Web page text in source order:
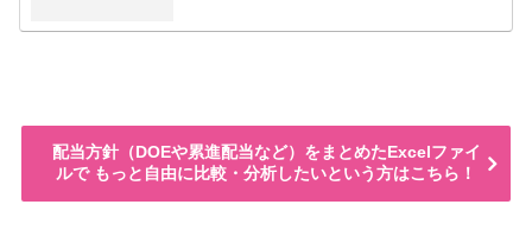
配当方針（DOEや累進配当など）をまとめたExcelファイ
ルで もっと自由に比較・分析したいという方はこちら！